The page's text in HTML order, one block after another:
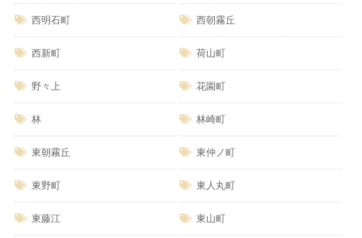
西明石町 西朝霧丘
西新町 荷山町
野々上 花園町
林 林崎町
東朝霧丘 東仲ノ町
東野町 東人丸町
東藤江 東山町